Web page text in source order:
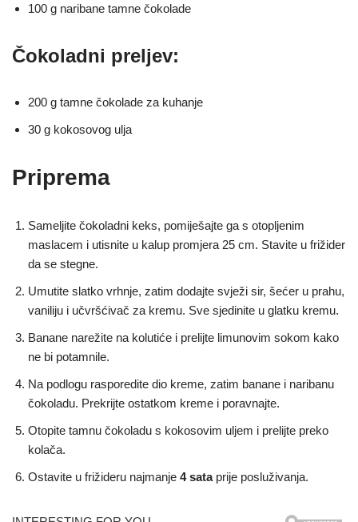
100 g naribane tamne čokolade
Čokoladni preljev:
200 g tamne čokolade za kuhanje
30 g kokosovog ulja
Priprema
Sameljite čokoladni keks, pomiješajte ga s otopljenim
maslacem i utisnite u kalup promjera 25 cm. Stavite u frižider
da se stegne.
Umutite slatko vrhnje, zatim dodajte svježi sir, šećer u prahu,
vaniliju i učvršćivač za kremu. Sve sjedinite u glatku kremu.
Banane narežite na kolutiće i prelijte limunovim sokom kako
ne bi potamnile.
Na podlogu rasporedite dio kreme, zatim banane i naribanu
čokoladu. Prekrijte ostatkom kreme i poravnajte.
Otopite tamnu čokoladu s kokosovim uljem i prelijte preko
kolača.
Ostavite u frižideru najmanje 4 sataprije posluživanja.